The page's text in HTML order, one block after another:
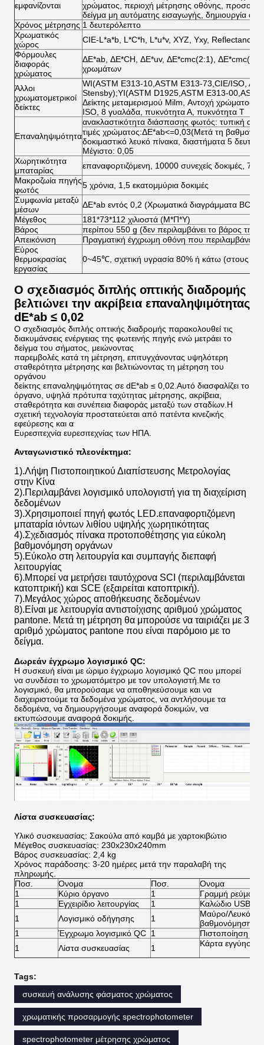
εμφανίζονται
χρώματος, περιοχή μέτρησης οθόνης,
δείγμα μη αυτόματης εισαγωγής, δημιουργία
Χρόνος μέτρησης 1 δευτερόλεπτο
Χρωματικός
χώρος
CIE-L*a*b, L*C*h, L*u*v, XYZ, Yxy, Reflectance,
Φόρμουλες
διαφοράς
χρώματος
ΔE*ab, ΔE*CH, ΔE*uv, ΔE*cmc(2:1),
χρωμάτων
Άλλοι
χρωματομετρικοί
δείκτες
WI(ASTM E313-10,ASTM E313-73,CIE/ISO,
Stensby);YI(ASTM D1925,ASTM E313-
Δείκτης μεταμερισμού Milm, Αντοχή χρώματος
ISO, 8 γυαλάδα, πυκνότητα Α, πυκνότητα Τ
Επαναληψιμότητα
ανακλαστικότητα διάσπασης φωτός: τυπική
τιμές χρώματος:ΔE*ab<=0,03(Μετά τη
δοκιμαστικό λευκό πίνακα, διαστήματα 5
Μέγιστο: 0,05
Χωρητικότητα
μπαταρίας
επαναφορτιζόμενη, 10000 συνεχείς δοκιμές,
Μακροζωία πηγής
φωτός
5 χρόνια, 1,5 εκατομμύρια δοκιμές
Συμφωνία μεταξύ
μέσων
ΔE*ab εντός 0,2 (Χρωματικά διαγράμματα
Μέγεθος
181*73*112 χιλιοστά (Μ*Π*Υ)
Βάρος
περίπου 550 g (δεν περιλαμβάνει το βάρος της
Απεικόνιση
Πραγματική έγχρωμη οθόνη που περιλαμβάνει
Εύρος
θερμοκρασίας
εργασίας
0~45℃, σχετική υγρασία 80% ή κάτω (στους
Ο σχεδιασμός διπλής οπτικής διαδρομής
βελτιώνει την ακρίβεια επαναληψιμότητας
dE*ab ≤ 0,02
Ο σχεδιασμός διπλής οπτικής διαδρομής παρακολουθεί τις
διακυμάνσεις ενέργειας της φωτεινής πηγής ενώ μετράει το
δείγμα του σήματος, μειώνοντας
παρεμβολές κατά τη μέτρηση, επιτυγχάνοντας υψηλότερη
σταθερότητα μέτρησης και βελτιώνοντας τη μέτρηση του
οργάνου
δείκτης επαναληψιμότητας σε dE*ab ≤ 0,02.Αυτό διασφαλίζει το
όργανο, υψηλά πρότυπα ταχύτητας μέτρησης, ακρίβεια,
σταθερότητα και συνέπεια διαφοράς μεταξύ των σταδίων.Η
σχετική τεχνολογία προστατεύεται από πατέντα κινεζικής
εφεύρεσης και α
Ευρεσιτεχνία ευρεσιτεχνίας των ΗΠΑ.
Ανταγωνιστικό πλεονέκτημα:
1).Λήψη Πιστοποιητικού Διαπίστευσης Μετρολογίας
στην Κίνα
2).Περιλαμβάνει λογισμικό υπολογιστή για τη διαχείριση
δεδομένων
3).Χρησιμοποιεί πηγή φωτός LED.επαναφορτιζόμενη
μπαταρία ιόντων λιθίου υψηλής χωρητικότητας
4).Σχεδιασμός πίνακα προτοποθέτησης για εύκολη
βαθμονόμηση οργάνων
5).Εύκολο στη λειτουργία και συμπαγής διεπαφή
λειτουργίας
6).Μπορεί να μετρήσει ταυτόχρονα SCI (περιλαμβάνεται
κατοπτρική) και SCE (εξαιρείται κατοπτρική).
7).Μεγάλος χώρος αποθήκευσης δεδομένων
8).Είναι με λειτουργία αντιστοίχισης αριθμού χρώματος
pantone. Μετά τη μέτρηση θα μπορούσε να ταιριάζει με 3
αριθμό χρώματος pantone που είναι παρόμοιο με το
δείγμα.
Δωρεάν έγχρωμο λογισμικό QC:
Η συσκευή είναι με ώριμο έγχρωμο λογισμικό QC που μπορεί
να συνδέσει το χρωματόμετρο με τον υπολογιστή.Με το
λογισμικό, θα μπορούσαμε να αποθηκεύσουμε και να
διαχειριστούμε τα δεδομένα χρώματος, να αντλήσουμε τα
δεδομένα, να δημιουργήσουμε αναφορά δοκιμών, να
εκτυπώσουμε αναφορά δοκιμής.
Λίστα συσκευασίας:
Υλικό συσκευασίας: Σακούλα από καμβά με χαρτοκιβώτιο
Μέγεθος συσκευασίας: 230x230x240mm
Βάρος συσκευασίας: 2,4 kg
Χρόνος παράδοσης: 3-20 ημέρες μετά την παραλαβή της
πληρωμής.
Ποσ.
Ονομα Ποσ.
Ονομα
1
Κύριο όργανο 1
Γραμμή
1
Εγχειρίδιο λειτουργίας 1
Καλώδιο USB
1
Λογισμικό οδήγησης 1
Μαύρο/Λευκό
βαθμονόμησης
1
Έγχρωμο λογισμικό QC 1
Πιστοποίηση
1
Λίστα συσκευασίας 1 Κάρτα εγγύησης
Tags:
συσκευή ανάλυσης φάσματος χρώματος
χρωματικής προσαρμογής spectrophotometer
spectrophotometer μέτρησης χρώματος